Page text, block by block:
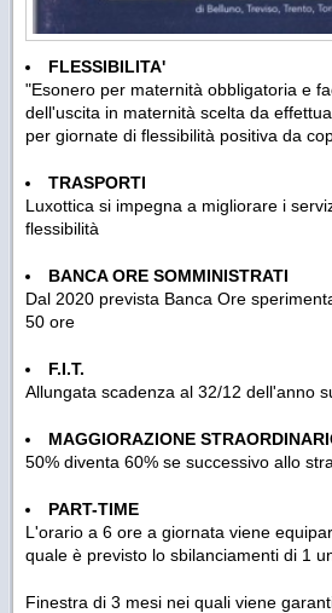
FLESSIBILITA'
"Esonero per maternità obbligatoria e
dell'uscita in maternità scelta da
per giornate di flessibilità positiva da
TRASPORTI
Luxottica si impegna a migliorare i
flessibilità
BANCA ORE SOMMINISTRATI
Dal 2020 prevista Banca Ore
50 ore
F.I.T.
Allungata scadenza al 32/12 dell'anno
MAGGIORAZIONE
50% diventa 60% se successivo allo
PART-TIME
L'orario a 6 ore a giornata viene
quale è previsto lo sbilanciamenti di 1
Finestra di 3 mesi nei quali viene